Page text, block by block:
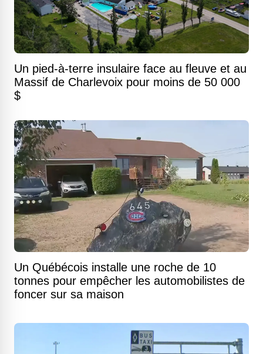
Un pied-à-terre insulaire face au fleuve et au
Massif de Charlevoix pour moins de 50 000
$
Un Québécois installe une roche de 10
tonnes pour empêcher les automobilistes de
foncer sur sa maison